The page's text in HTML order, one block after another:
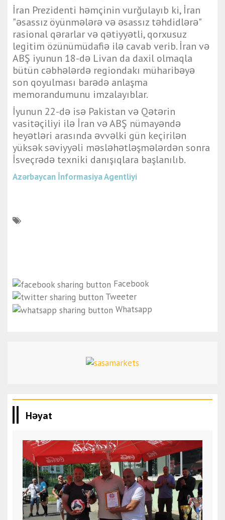
İran Prezidenti həmçinin vurğulayıb ki, İran
"əsassız öyünmələrə və əsassız təhdidlərə"
rasional qərarlar və qətiyyətli, qorxusuz
legitim özünümüdafiə ilə cavab verib. İran və
ABŞ iyunun 18-də Livan da daxil olmaqla
bütün cəbhələrdə regiondakı müharibəyə
son qoyulması barədə anlaşma
memorandumunu imzalayıblar.
İyunun 22-də isə Pakistan və Qətərin
vasitəçiliyi ilə İran və ABŞ nümayəndə
heyətləri arasında əvvəlki gün keçirilən
yüksək səviyyəli məsləhətləşmələrdən sonra
İsveçrədə texniki danışıqlara başlanılıb.
Azərbaycan İnformasiya Agentliyi
Facebook
Tweeter
Whatsapp
Həyat